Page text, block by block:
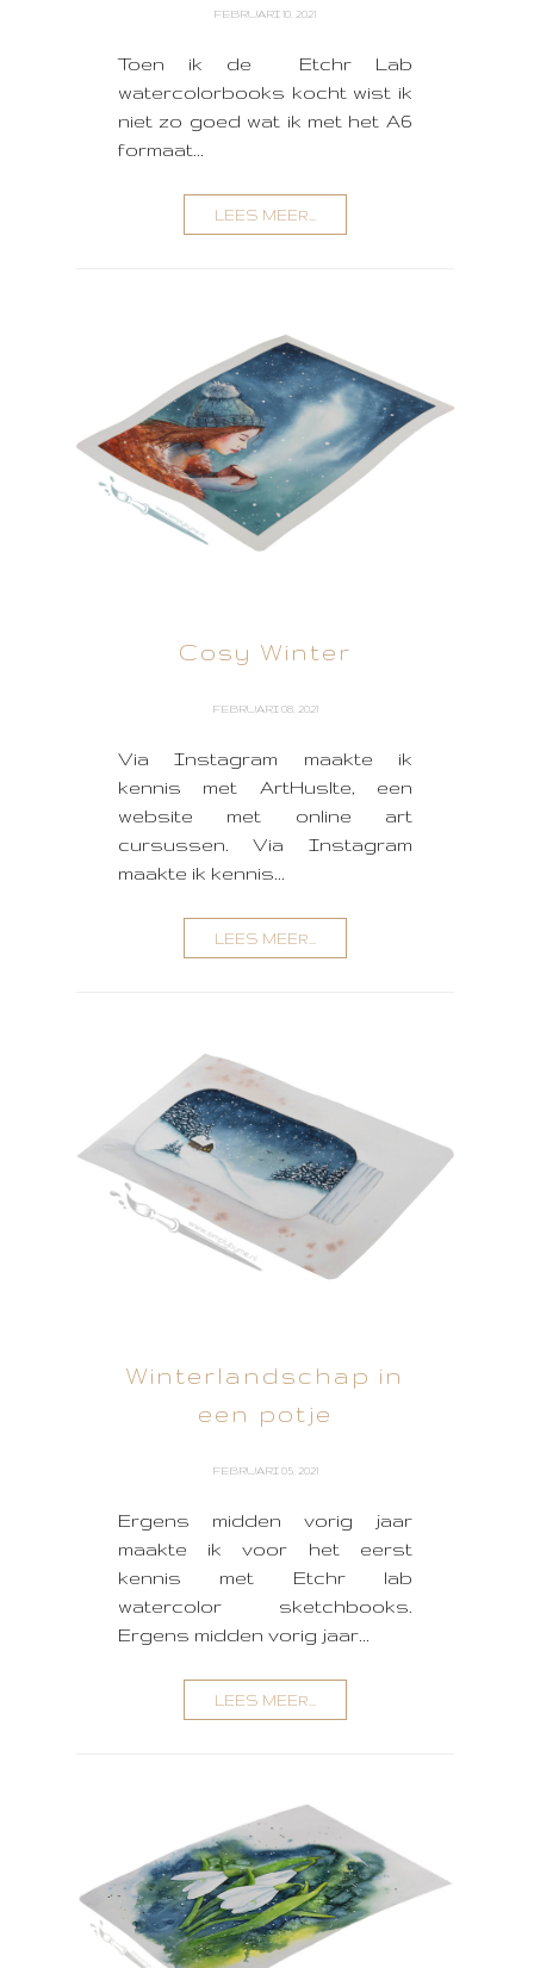
FEBRUARI 10, 2021
Toen ik de Etchr Lab
watercolorbooks kocht wist ik
niet zo goed wat ik met het A6
formaat...
LEES MEER...
Cosy Winter
FEBRUARI 08, 2021
Via Instagram maakte ik
kennis met ArtHuslte, een
website met online art
cursussen. Via Instagram
maakte ik kennis...
LEES MEER...
Winterlandschap in
een potje
FEBRUARI 05, 2021
Ergens midden vorig jaar
maakte ik voor het eerst
kennis met Etchr lab
watercolor sketchbooks.
Ergens midden vorig jaar...
LEES MEER...